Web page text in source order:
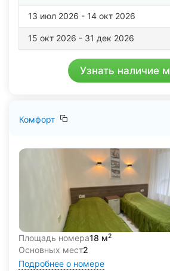
13 июл 2026 - 14 окт 2026
15 окт 2026 - 31 дек 2026
Узнать наличие
Комфорт
Площадь номера18 м2
Основных мест2
Подробнее о номере